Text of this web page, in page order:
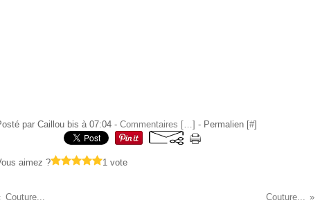
par Caillou bis à 07:04 - Commentaires […] - Permalien [#]
aimez ? 1 vote
Couture... Couture...